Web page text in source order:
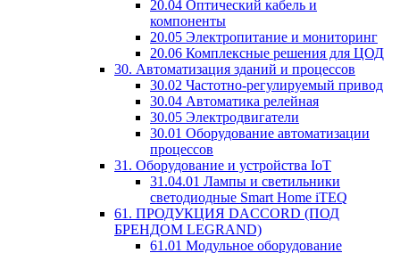
20.04 Оптический кабель и
компоненты
20.05 Электропитание и мониторинг
20.06 Комплексные решения для ЦОД
30. Автоматизация зданий и процессов
30.02 Частотно-регулируемый привод
30.04 Автоматика релейная
30.05 Электродвигатели
30.01 Оборудование автоматизации
процессов
31. Оборудование и устройства IoT
31.04.01 Лампы и светильники
светодиодные Smart Home iTEQ
61. ПРОДУКЦИЯ DACCORD (ПОД
БРЕНДОМ LEGRAND)
61.01 Модульное оборудование